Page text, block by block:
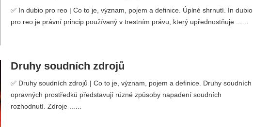
✅ In dubio pro reo | Co to je, význam, pojem a definice. Úplné shrnutí. In dubio
pro reo je právní princip používaný v trestním právu, který upřednostňuje ...…
Druhy soudních zdrojů
✅ Druhy soudních zdrojů | Co to je, význam, pojem a definice. Druhy soudních
opravných prostředků představují různé způsoby napadení soudních
rozhodnutí. Zdroje ...…